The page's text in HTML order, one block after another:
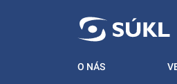
O NÁS